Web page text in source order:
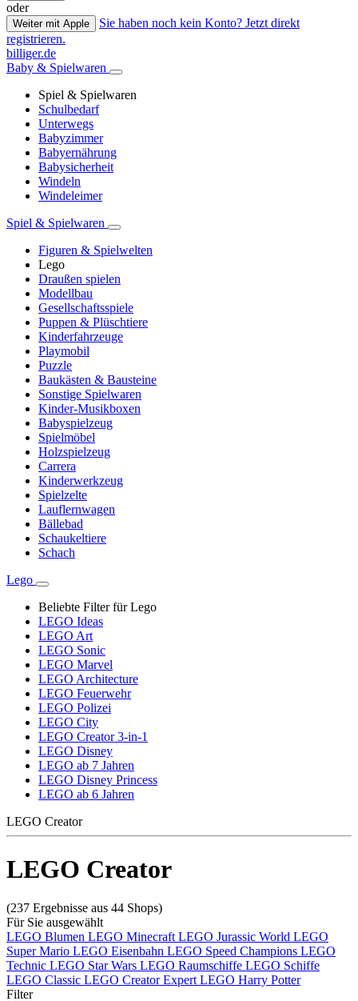
oder
Weiter mit Apple
Sie haben noch kein Konto? Jetzt direkt
registrieren.
billiger.de
Baby & Spielwaren
Spiel & Spielwaren
Schulbedarf
Unterwegs
Babyzimmer
Babyernährung
Babysicherheit
Windeln
Windeleimer
Spiel & Spielwaren
Figuren & Spielwelten
Lego
Draußen spielen
Modellbau
Gesellschaftsspiele
Puppen & Plüschtiere
Kinderfahrzeuge
Playmobil
Puzzle
Baukästen & Bausteine
Sonstige Spielwaren
Kinder-Musikboxen
Babyspielzeug
Spielmöbel
Holzspielzeug
Carrera
Kinderwerkzeug
Spielzelte
Lauflernwagen
Bällebad
Schaukeltiere
Schach
Lego
Beliebte Filter für Lego
LEGO Ideas
LEGO Art
LEGO Sonic
LEGO Marvel
LEGO Architecture
LEGO Feuerwehr
LEGO Polizei
LEGO City
LEGO Creator 3-in-1
LEGO Disney
LEGO ab 7 Jahren
LEGO Disney Princess
LEGO ab 6 Jahren
LEGO Creator
LEGO Creator
(237 Ergebnisse aus 44 Shops)
Für Sie ausgewählt
LEGO Blumen LEGO Minecraft LEGO Jurassic World LEGO
Super Mario LEGO Eisenbahn LEGO Speed Champions LEGO
Technic LEGO Star Wars LEGO Raumschiffe LEGO Schiffe
LEGO Classic LEGO Creator Expert LEGO Harry Potter
Filter